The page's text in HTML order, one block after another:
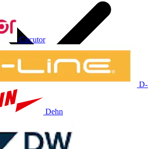
Circutor
Dehn